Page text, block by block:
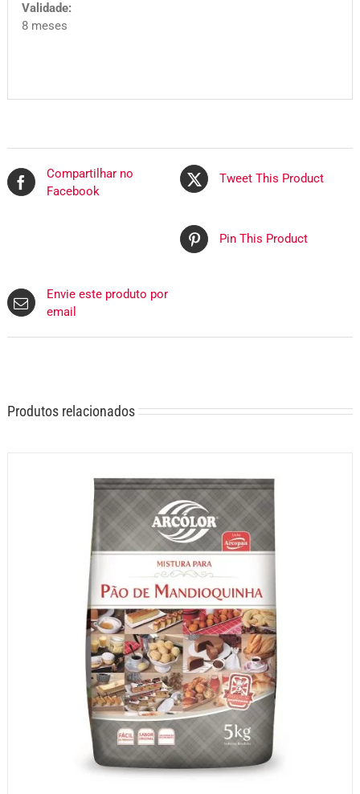
Validade:
8 meses
Compartilhar no
Facebook
Tweet This Product
Pin This Product
Envie este produto por
email
Produtos relacionados